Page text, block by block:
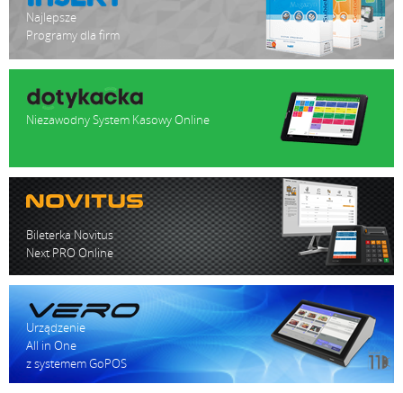
Najlepsze
Programy dla firm
Niezawodny System Kasowy Online
Bileterka Novitus
Next PRO Online
Urządzenie
All in One
z systemem GoPOS